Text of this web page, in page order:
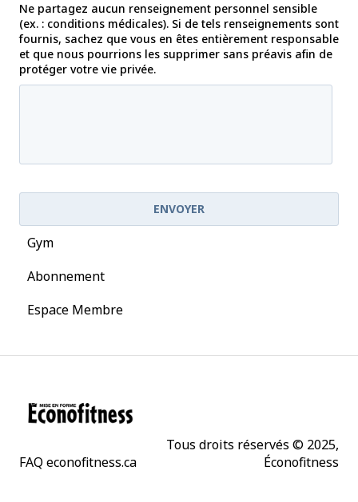
Ne partagez aucun renseignement personnel sensible
(ex. : conditions médicales). Si de tels renseignements sont
fournis, sachez que vous en êtes entièrement responsable
et que nous pourrions les supprimer sans préavis afin de
protéger votre vie privée.
Gym
Abonnement
Espace Membre
FAQ econofitness.ca
Tous droits réservés © 2025,
Éconofitness